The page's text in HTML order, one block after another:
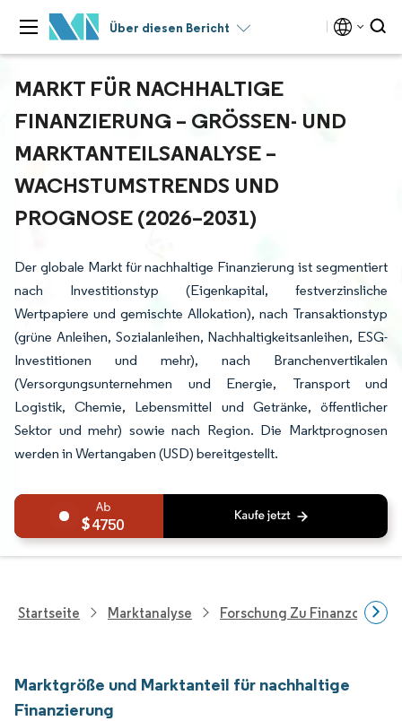
Über diesen Bericht
MARKT FÜR NACHHALTIGE
FINANZIERUNG – GRÖSSEN- UND M
ARKTANTEILSANALYSE – W
ACHSTUMSTRENDS UND P
ROGNOSE (2026–2031)
Der globale Markt für nachhaltige Finanzierung ist segmentiert
nach Investitionstyp (Eigenkapital, festverzinsliche
Wertpapiere und gemischte Allokation), nach Transaktionstyp
(grüne Anleihen, Sozialanleihen, Nachhaltigkeitsanleihen, ESG-
Investitionen und mehr), nach Branchenvertikalen
(Versorgungsunternehmen und Energie, Transport und
Logistik, Chemie, Lebensmittel und Getränke, öffentlicher
Sektor und mehr) sowie nach Region. Die Marktprognosen
werden in Wertangaben (USD) bereitgestellt.
4750
Startseite Marktanalyse Forschung Zu
Marktgröße und Marktanteil für nachhaltige
Finanzierung